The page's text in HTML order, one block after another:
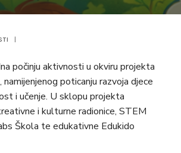
|
počinju aktivnosti u okviru projekta
, namijenjenog poticanju razvoja djece
i učenje. U sklopu projekta
i kulturne radionice, STEM
Škola te edukativne Edukido